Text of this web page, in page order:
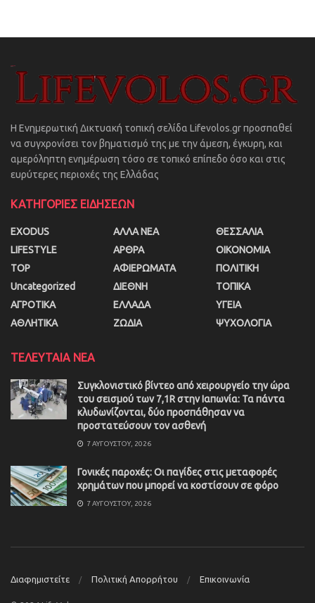
Η Ενημερωτική Δικτυακή τοπική σελίδα Lifevolos.gr προσπαθεί
να συγχρονίσει τον βηματισμό της με την άμεση, έγκυρη, και
αμερόληπτη ενημέρωση τόσο σε τοπικό επίπεδο όσο και στις
ευρύτερες περιοχές της Ελλάδας
ΚΑΤΗΓΟΡΙΕΣ ΕΙΔΗΣΕΩΝ
EXODUS
LIFESTYLE
TOP
Uncategorized
ΑΓΡΟΤΙΚΑ
ΑΘΛΗΤΙΚΑ
ΑΛΛΑ ΝΕΑ
ΑΡΘΡΑ
ΑΦΙΕΡΩΜΑΤΑ
ΔΙΕΘΝΗ
ΕΛΛΑΔΑ
ΖΩΔΙΑ
ΘΕΣΣΑΛΙΑ
ΟΙΚΟΝΟΜΙΑ
ΠΟΛΙΤΙΚΗ
ΤΟΠΙΚΑ
ΥΓΕΙΑ
ΨΥΧΟΛΟΓΙΑ
ΤΕΛΕΥΤΑΙΑ ΝΕΑ
Συγκλονιστικό βίντεο από χειρουργείο την ώρα
του σεισμού των 7,1R στην Ιαπωνία: Τα πάντα
κλυδωνίζονται, δύο προσπάθησαν να
προστατεύσουν τον ασθενή
7 ΑΥΓΟΎΣΤΟΥ, 2026
Γονικές παροχές: Οι παγίδες στις μεταφορές
χρημάτων που μπορεί να κοστίσουν σε φόρο
7 ΑΥΓΟΎΣΤΟΥ, 2026
Διαφημιστείτε Πολιτική Απορρήτου Επικοινωνία